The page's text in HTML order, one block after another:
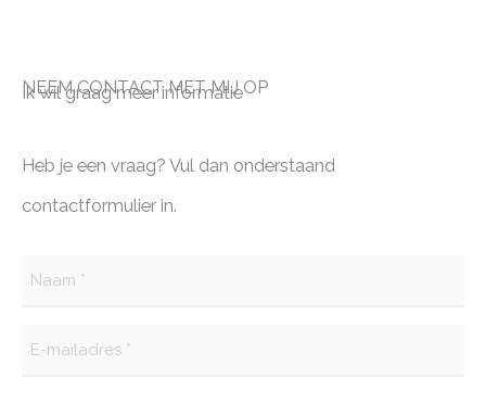
Ik wil graag meer informatie
NEEM CONTACT MET MIJ OP
Heb je een vraag? Vul dan onderstaand
contactformulier in.